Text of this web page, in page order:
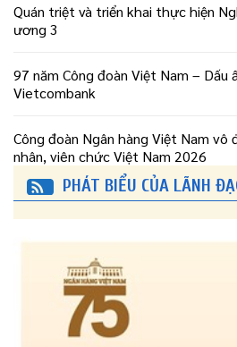
Quán triệt và triển khai thực hiện
ương 3
97 năm Công đoàn Việt Nam – Dấu
Vietcombank
Công đoàn Ngân hàng Việt Nam vô
nhân, viên chức Việt Nam 2026
PHÁT BIỂU CỦA LÃNH